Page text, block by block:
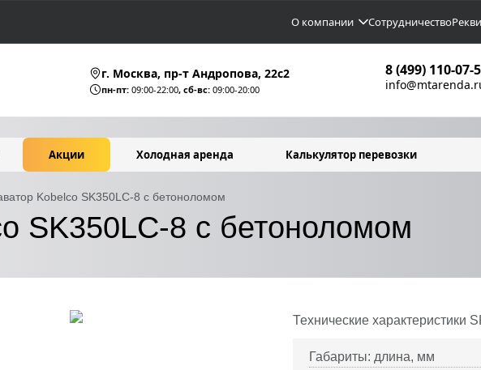
О компании Сотрудничество
г. Москва, пр-т Андропова, 22c2
пн-пт: 09:00-22:00, сб-вс: 09:00-20:00
8 (499) 110-07-
Акции Холодная аренда Калькулятор перевозки
SK350LC-8 с бетоноломом
Kobelco SK350LC-8 с бетоноломом
Технические характеристики
Габариты: длина, мм